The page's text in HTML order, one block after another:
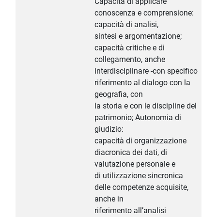
conoscenza e comprensione:
capacità di analisi,
sintesi e argomentazione;
capacità critiche e di
collegamento, anche
interdisciplinare -con specifico
riferimento al dialogo con la
geografia, con
la storia e con le discipline del
patrimonio; Autonomia di
giudizio:
capacità di organizzazione
diacronica dei dati, di
valutazione personale e
di utilizzazione sincronica
delle competenze acquisite,
anche in
riferimento all’analisi